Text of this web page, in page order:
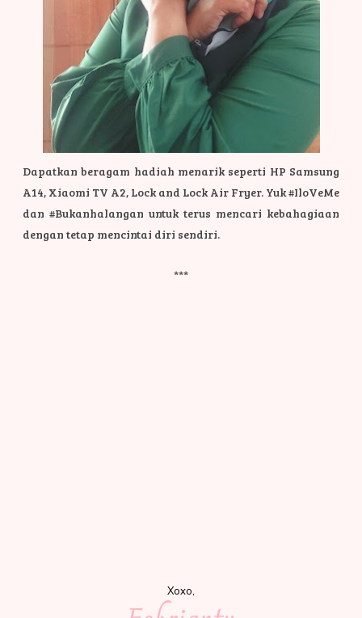
Dapatkan beragam hadiah menarik seperti HP Samsung
A14, Xiaomi TV A2, Lock and Lock Air Fryer. Yuk #IloVeMe
dan #Bukanhalangan untuk terus mencari kebahagiaan
dengan tetap mencintai diri sendiri.
***
Xoxo,